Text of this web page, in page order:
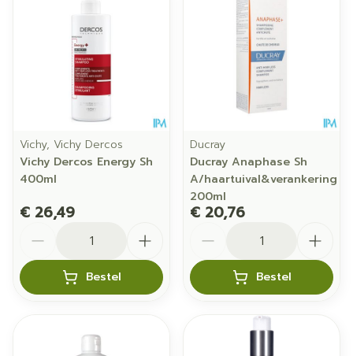
Vichy, Vichy Dercos
Vichy Dercos Energy Sh
400ml
€ 26,49
Bestel
Ducray
Ducray Anaphase Sh
A/haartuival&verankering
200ml
€ 20,76
Bestel